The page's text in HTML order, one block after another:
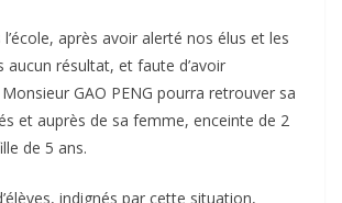
après avoir alerté nos élus et les
aucun résultat, et faute d’avoir
Monsieur GAO PENG pourra retrouver sa
et auprès de sa femme, enceinte de 2
de 5 ans.
indignés par cette situation,